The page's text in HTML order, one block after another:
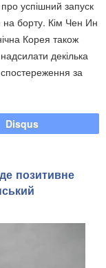
успішний запуск
на борту. Кім Чен Ин
Корея також
декілька
за
Disqus
позитивне